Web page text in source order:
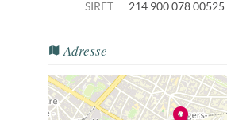
SIRET :
214 900 078 00525
Adresse